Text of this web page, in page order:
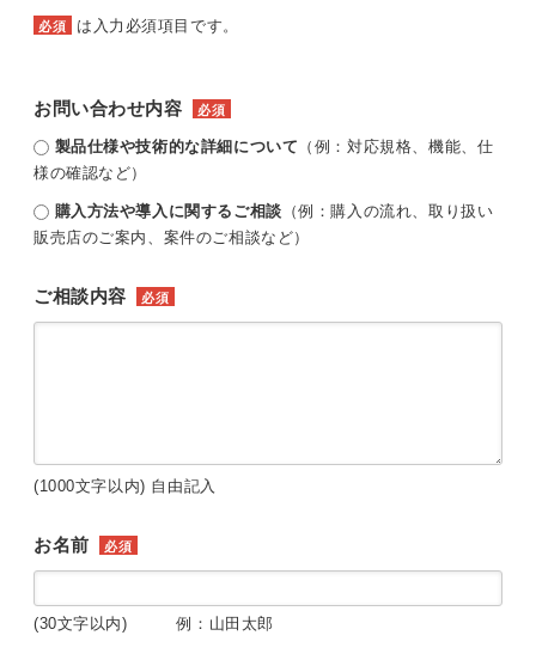
必須 は入力必須項目です。
お問い合わせ内容 必須
製品仕様や技術的な詳細について （例：対応規格、機能、仕
様の確認など）
購入方法や導入に関するご相談 （例：購入の流れ、取り扱い
販売店のご案内、案件のご相談など）
ご相談内容 必須
(1000文字以内) 自由記入
お名前 必須
(30文字以内) 例：山田太郎